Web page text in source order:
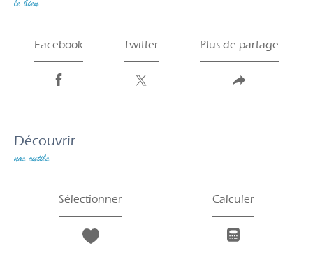
le bien
Facebook Twitter Plus de partage
découvrir
nos outils
Sélectionner Calculer